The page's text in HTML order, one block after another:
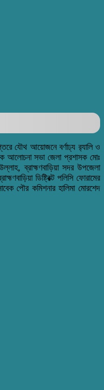
যৌথ আয়োজনে বর্ণাঢ্য র‌্যালি ও
আলোচনা সভা জেলা প্রশাসক মোঃ
ব্রাহ্মণবাড়িয়া সদর উপজেলা
ডিষ্ট্রিক্ট পলিসি ফোরামের
পৌর কমিশনার হালিমা মোরশেদ